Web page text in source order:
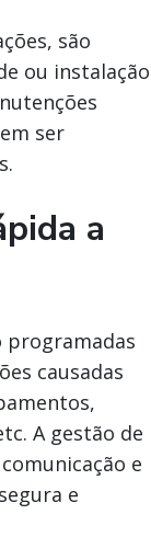
são
ou instalação
ser
a
programadas
causadas
A gestão de
e
e